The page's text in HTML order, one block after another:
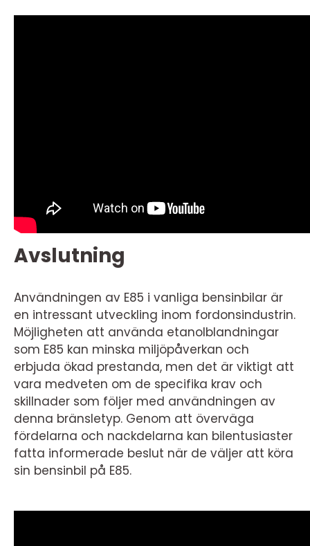
Avslutning
Användningen av E85 i vanliga bensinbilar är
en intressant utveckling inom fordonsindustrin.
Möjligheten att använda etanolblandningar
som E85 kan minska miljöpåverkan och
erbjuda ökad prestanda, men det är viktigt att
vara medveten om de specifika krav och
skillnader som följer med användningen av
denna bränsletyp. Genom att överväga
fördelarna och nackdelarna kan bilentusiaster
fatta informerade beslut när de väljer att köra
sin bensinbil på E85.